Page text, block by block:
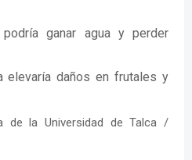
ganar agua y perder
daños en frutales y
de la Universidad de Talca /